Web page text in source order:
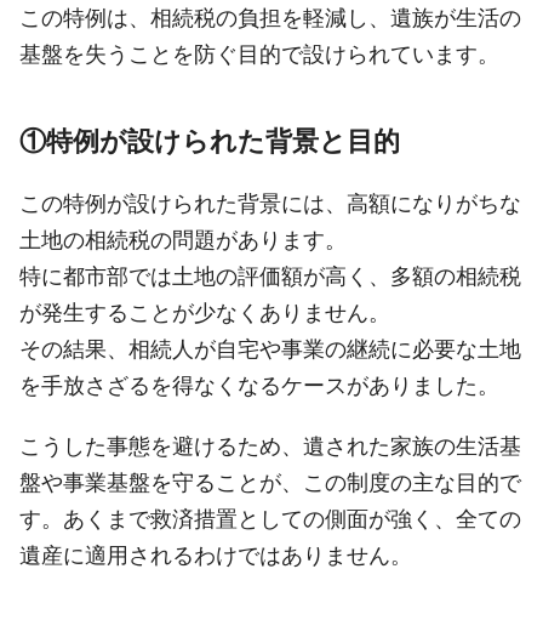
この特例は、相続税の負担を軽減し、遺族が生活の
基盤を失うことを防ぐ目的で設けられています。
①特例が設けられた背景と目的
この特例が設けられた背景には、高額になりがちな
土地の相続税の問題があります。
特に都市部では土地の評価額が高く、多額の相続税
が発生することが少なくありません。
その結果、相続人が自宅や事業の継続に必要な土地
を手放さざるを得なくなるケースがありました。
こうした事態を避けるため、遺された家族の生活基
盤や事業基盤を守ることが、この制度の主な目的で
す。あくまで救済措置としての側面が強く、全ての
遺産に適用されるわけではありません。